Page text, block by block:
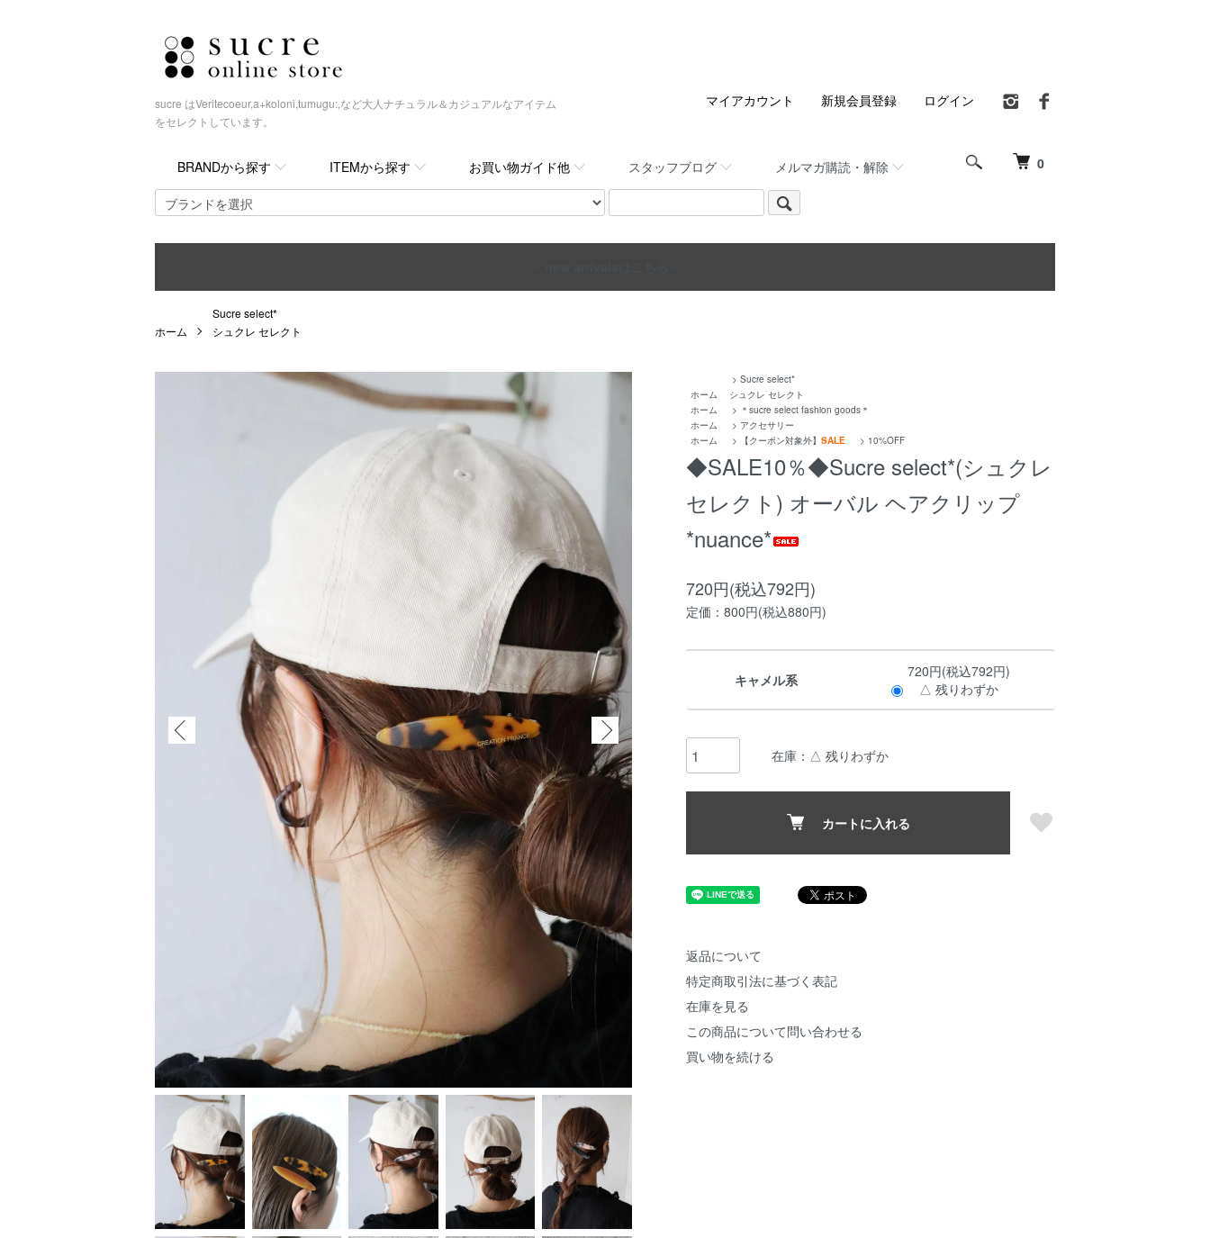
sucre はVeritecoeur,a+koloni,tumugu:,など大人ナチュラル＆カジュアルなアイテム
をセレクトしています。
0
BRANDから探す ITEMから探す お買い物ガイド他 スタッフブログ メルマガ購読・解除
マイアカウント 新規会員登録 ログイン
ホーム
Sucre select*
シュクレ セレクト
ホーム
> Sucre select*
シュクレ セレクト
ホーム
> ＊sucre select fashion goods＊
ホーム
> アクセサリー
ホーム
> 【クーポン対象外】 SALE > 10%OFF
◆SALE10％◆Sucre select*(シュクレ
セレクト) オーバル ヘアクリップ
*nuance*
720円(税込792円)
定価：800円(税込880円)
キャメル系
720円(税込792円)
△ 残りわずか
在庫：△ 残りわずか
カートに入れる
返品について
特定商取引法に基づく表記
在庫を見る
この商品について問い合わせる
買い物を続ける